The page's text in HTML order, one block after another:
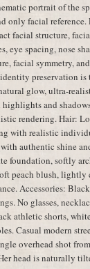
portrait of the
only facial
facial structure,
eye spacing, nose
facial symmetry,
preservation is
glow, ultra-
and
rendering. Hair:
with realistic
authentic shine
foundation, softly
peach blush,
Accessories:
No glasses,
athletic shorts,
Casual modern
overhead shot
head is naturally